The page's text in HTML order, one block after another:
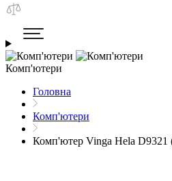
Комп'ютери
Головна
Комп'ютери
Комп'ютер Vinga Hela D9321